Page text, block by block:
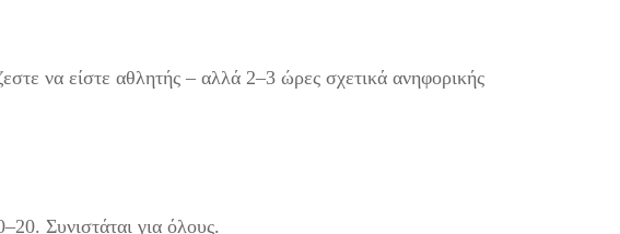
να είστε αθλητής – αλλά 2–3 ώρες σχετικά ανηφορικής
Συνιστάται για όλους.